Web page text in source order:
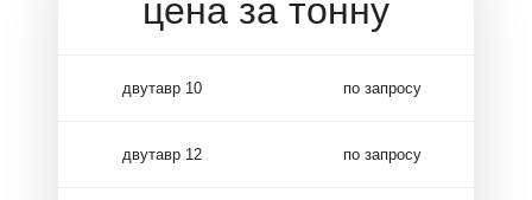
цена за тонну
двутавр 10 по запросу
двутавр 12 по запросу